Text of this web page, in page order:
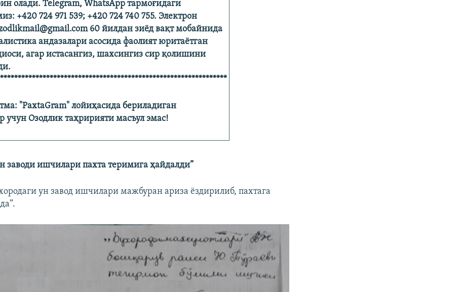
олади. Telegram, WhatsApp тармоғидаги
+420 724 971 539; +420 724 740 755. Электрон
60 йилдан зиёд вақт мобайнида
андазалари асосида фаолият юритаётган
агар истасангиз, шахсингиз сир қолишини
"PaxtaGram" лойиҳасида бериладиган
учун Озодлик таҳририяти масъул эмас!
заводи ишчилари пахта теримига ҳайдалди”
ун завод ишчилари мажбуран ариза ёздирилиб, пахтага